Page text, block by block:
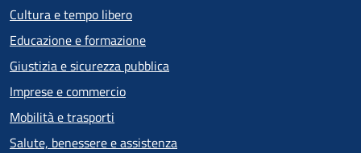
Cultura e tempo libero
Educazione e formazione
Giustizia e sicurezza pubblica
Imprese e commercio
Mobilità e trasporti
Salute, benessere e assistenza